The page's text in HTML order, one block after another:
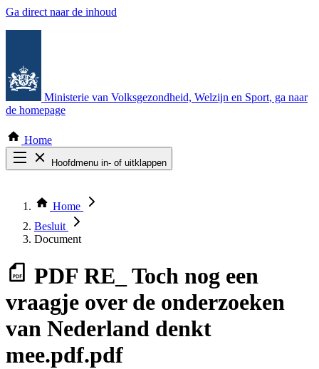
Ga direct naar de inhoud
Ministerie van Volksgezondheid, Welzijn en Sport, ga naar
de homepage
Home
Hoofdmenu in- of uitklappen
Thema COVID-19
Bekijk per bestuursorgaan
Home
Besluit
Document
PDF RE_ Toch nog een
vraagje over de onderzoeken
van Nederland denkt
mee.pdf.pdf